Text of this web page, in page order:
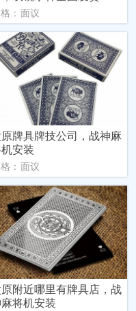
：面议
牌具牌技公司，战神麻
安装
：面议
附近哪里有牌具店，战
将机安装